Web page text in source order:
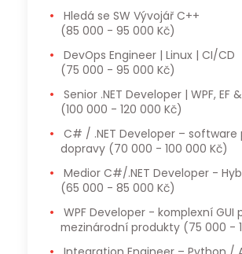
Hledá se SW Vývojář C++
(85 000 - 95 000 Kč)
DevOps Engineer | Linux | CI/CD
(75 000 - 95 000 Kč)
Senior .NET Developer | WPF, EF
(100 000 - 120 000 Kč)
dopravy (70 000 - 100 000 Kč)
Medior C#/.NET Developer -
(65 000 - 85 000 Kč)
mezinárodní produkty (75 000 -